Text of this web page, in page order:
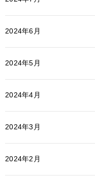
2024年6月
2024年5月
2024年4月
2024年3月
2024年2月